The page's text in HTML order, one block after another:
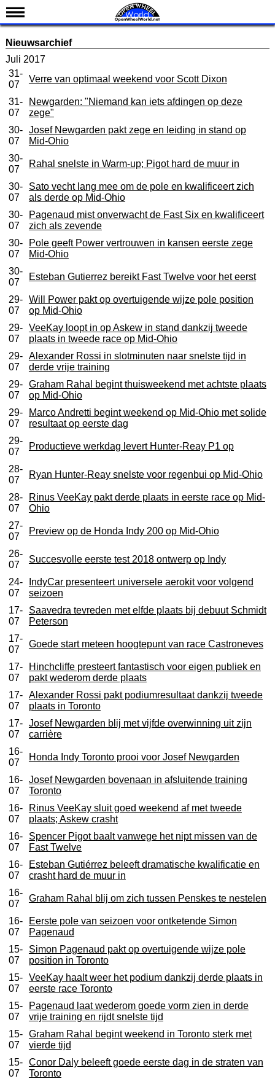
Kalender
Uitslagen
Standen
Coureurs
Teams
IndyCar 101
English
Nieuwsarchief
Juli 2017
31-
07
Verre van optimaal weekend voor Scott Dixon
31-
07
Newgarden: "Niemand kan iets afdingen op deze
zege"
30-
07
Josef Newgarden pakt zege en leiding in stand op
Mid-Ohio
30-
07
Rahal snelste in Warm-up; Pigot hard de muur in
30-
07
Sato vecht lang mee om de pole en kwalificeert zich
als derde op Mid-Ohio
30-
07
Pagenaud mist onverwacht de Fast Six en kwalificeert
zich als zevende
30-
07
Pole geeft Power vertrouwen in kansen eerste zege
Mid-Ohio
30-
07
Esteban Gutierrez bereikt Fast Twelve voor het eerst
29-
07
Will Power pakt op overtuigende wijze pole position
op Mid-Ohio
29-
07
VeeKay loopt in op Askew in stand dankzij tweede
plaats in tweede race op Mid-Ohio
29-
07
Alexander Rossi in slotminuten naar snelste tijd in
derde vrije training
29-
07
Graham Rahal begint thuisweekend met achtste plaats
op Mid-Ohio
29-
07
Marco Andretti begint weekend op Mid-Ohio met solide
resultaat op eerste dag
29-
07
Productieve werkdag levert Hunter-Reay P1 op
28-
07
Ryan Hunter-Reay snelste voor regenbui op Mid-Ohio
28-
07
Rinus VeeKay pakt derde plaats in eerste race op Mid-
Ohio
27-
07
Preview op de Honda Indy 200 op Mid-Ohio
26-
07
Succesvolle eerste test 2018 ontwerp op Indy
24-
07
IndyCar presenteert universele aerokit voor volgend
seizoen
17-
07
Saavedra tevreden met elfde plaats bij debuut Schmidt
Peterson
17-
07
Goede start meteen hoogtepunt van race Castroneves
17-
07
Hinchcliffe presteert fantastisch voor eigen publiek en
pakt wederom derde plaats
17-
07
Alexander Rossi pakt podiumresultaat dankzij tweede
plaats in Toronto
17-
07
Josef Newgarden blij met vijfde overwinning uit zijn
carrière
16-
07
Honda Indy Toronto prooi voor Josef Newgarden
16-
07
Josef Newgarden bovenaan in afsluitende training
Toronto
16-
07
Rinus VeeKay sluit goed weekend af met tweede
plaats; Askew crasht
16-
07
Spencer Pigot baalt vanwege het nipt missen van de
Fast Twelve
16-
07
Esteban Gutiérrez beleeft dramatische kwalificatie en
crasht hard de muur in
16-
07
Graham Rahal blij om zich tussen Penskes te nestelen
16-
07
Eerste pole van seizoen voor ontketende Simon
Pagenaud
15-
07
Simon Pagenaud pakt op overtuigende wijze pole
position in Toronto
15-
07
VeeKay haalt weer het podium dankzij derde plaats in
eerste race Toronto
15-
07
Pagenaud laat wederom goede vorm zien in derde
vrije training en rijdt snelste tijd
15-
07
Graham Rahal begint weekend in Toronto sterk met
vierde tijd
15-
07
Conor Daly beleeft goede eerste dag in de straten van
Toronto